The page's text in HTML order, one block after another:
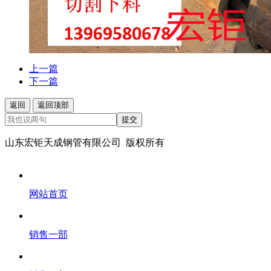
上一篇
下一篇
返回
返回顶部
提交
山东宏钜天成钢管有限公司 版权所有
网站首页
销售一部